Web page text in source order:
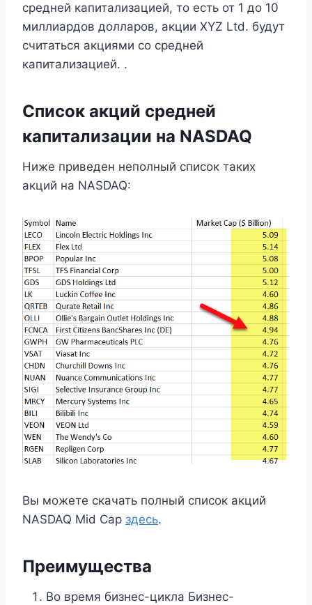
средней капитализацией, то есть от 1 до 10
миллиардов долларов, акции XYZ Ltd. будут
считаться акциями со средней
капитализацией. .
Список акций средней
капитализации на NASDAQ
Ниже приведен неполный список таких
акций на NASDAQ:
Вы можете скачать полный список акций
NASDAQ Mid Cap здесь.
Преимущества
Во время бизнес-цикла Бизнес-